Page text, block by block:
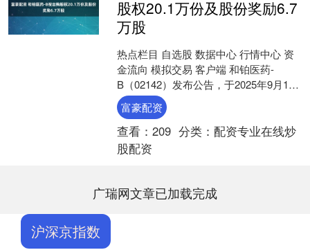
股权20.1万份及股份奖励6.7
万股
热点栏目 自选股 数据中心 行情中心 资
金流向 模拟交易 客户端 和铂医药-
B（02142）发布公告，于2025年9月10
日，根据公司股东于2020年11月23....
富豪配资
查看： 209 分类： 配资专业在线炒
股配资
广瑞网文章已加载完成
沪深京指数